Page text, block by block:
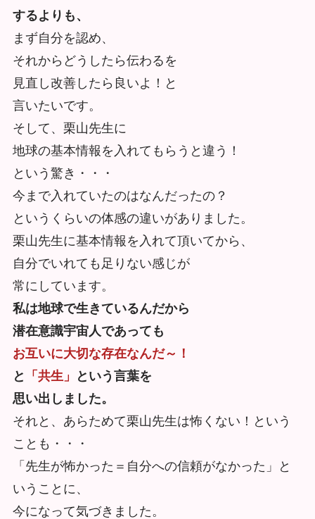
するよりも、
まず自分を認め、
それからどうしたら伝わるを
見直し改善したら良いよ！と
言いたいです。
そして、栗山先生に
地球の基本情報を入れてもらうと違う！
という驚き・・・
今まで入れていたのはなんだったの？
というくらいの体感の違いがありました。
栗山先生に基本情報を入れて頂いてから、
自分でいれても足りない感じが
常にしています。
私は地球で生きているんだから
潜在意識宇宙人であっても
お互いに大切な存在なんだ～！
と
「共生」
という言葉を
思い出しました。
それと、あらためて栗山先生は怖くない！という
ことも・・・
「先生が怖かった＝自分への信頼がなかった」と
いうことに、
今になって気づきました。